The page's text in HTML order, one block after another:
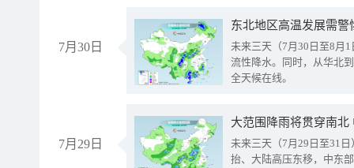
7月30日
东北地区高温发展需
未来三天（7月30日至8月
流性降水。同时，从华北
全天候在线。
7月29日
大范围降雨将贯穿南
未来三天（7月29日至31
抬、大陆高压东移，中东